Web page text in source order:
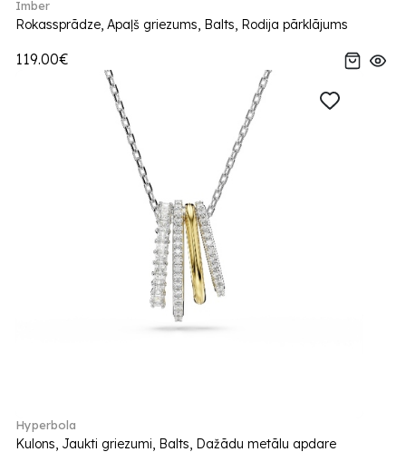
Imber
Rokassprādze, Apaļš griezums, Balts, Rodija pārklājums
119.00€
Hyperbola
Kulons, Jaukti griezumi, Balts, Dažādu metālu apdare